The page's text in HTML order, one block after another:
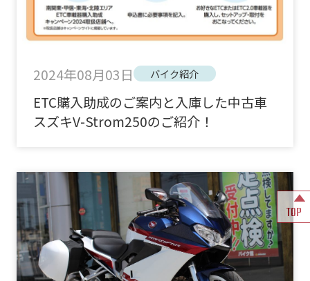
2024年08月03日 バイク紹介
ETC購入助成のご案内と入庫した中古車
スズキV-Strom250のご紹介！
TOP